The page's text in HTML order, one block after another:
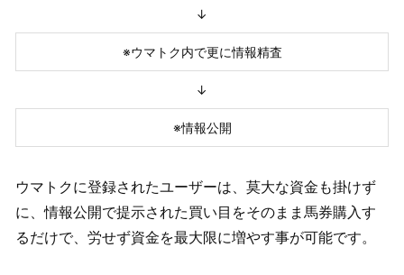
↓
※ウマトク内で更に情報精査
↓
※情報公開
ウマトクに登録されたユーザーは、莫大な資金も掛けず
に、情報公開で提示された買い目をそのまま馬券購入す
るだけで、労せず資金を最大限に増やす事が可能です。